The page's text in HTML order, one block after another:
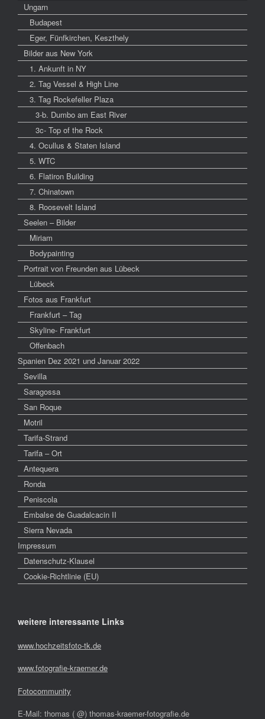
Ungarn
Budapest
Eger, Fünfkirchen, Keszthely
Bilder aus New York
1. Ankunft in NY
2. Tag Vessel & High Line
3. Tag Rockefeller Plaza
3-b. Dumbo am East River
3c- Top of the Rock
4. Ocullus & Staten Island
5. WTC
6. Flatiron Building
7. Chinatown
8. Roosevelt Island
Seelen – Bilder
Miriam
Bodypainting
Portrait von Freunden aus Lübeck
Lübeck
Fotos aus Frankfurt
Frankfurt – Tag
Skyline- Frankfurt
Offenbach
Spanien Dez 2021 und Januar 2022
Sevilla
Saragossa
San Roque
Motril
Tarifa-Strand
Tarifa – Ort
Antequera
Ronda
Peniscola
Embalse de Guadalcacin II
Sierra Nevada
Impressum
Datenschutz-Klausel
Cookie-Richtlinie (EU)
weitere interessante Links
www.hochzeitsfoto-tk.de
www.fotografie-kraemer.de
Fotocommunity
E-Mail: thomas ( @) thomas-kraemer-fotografie.de